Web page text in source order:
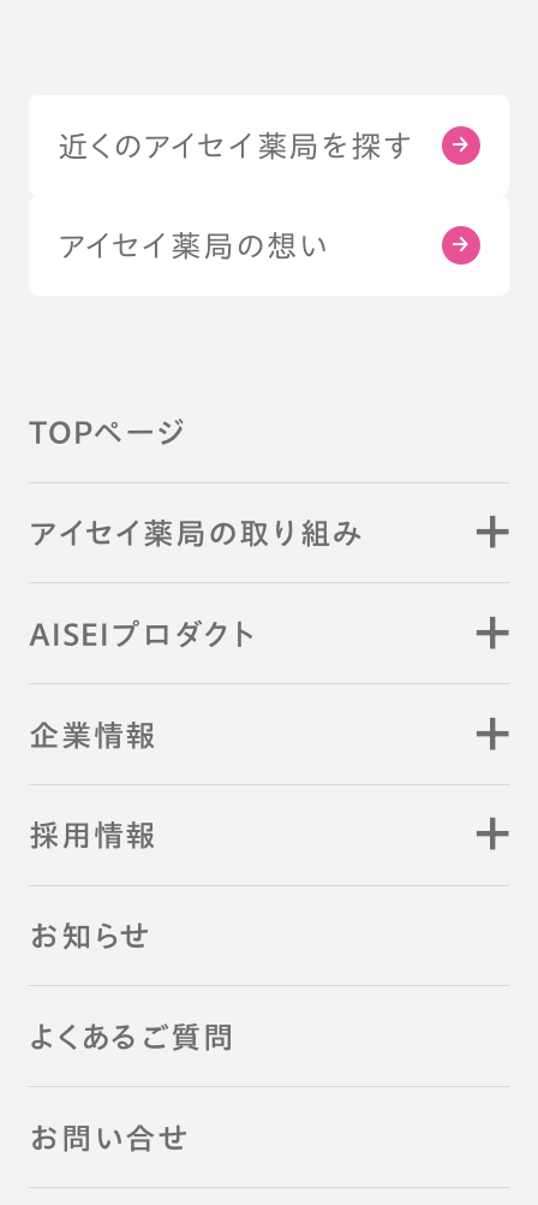
近くのアイセイ薬局を探す
アイセイ薬局の想い
TOPページ
アイセイ薬局の取り組み
AISEIプロダクト
企業情報
採用情報
お知らせ
よくあるご質問
お問い合せ